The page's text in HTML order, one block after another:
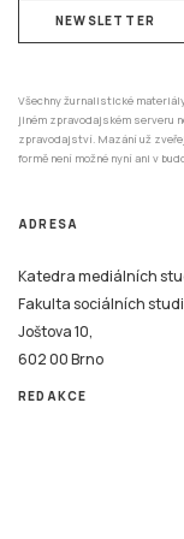
NEWSLETTER
Všechny žurnalistické
jiném zpravodajském serveru
zpravodajství. Mazání už
formě není možné nyní ani v
ADRESA
Katedra mediálních
Fakulta sociálních
Joštova 10,
602 00 Brno
REDAKCE